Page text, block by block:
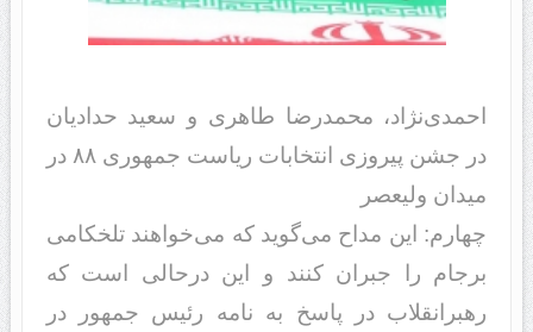
احمدی‌نژاد، محمدرضا طاهری و سعید حدادیان
در جشن پیروزی انتخابات ریاست جمهوری ۸۸ در
میدان ولیعصر
چهارم: این مداح می‌گوید که می‌خواهند تلخکامی
برجام را جبران کنند و این درحالی است که
رهبرانقلاب در پاسخ به نامه رئیس جمهور در